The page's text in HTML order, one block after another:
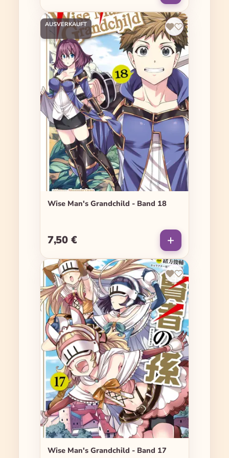
AUSVERKAUFT
Wise Man's Grandchild - Band 18
Regulärer Preis:
7,50 €
Wise Man's Grandchild - Band 17